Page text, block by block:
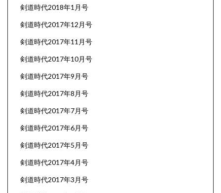
剣道時代2018年1月号
剣道時代2017年12月号
剣道時代2017年11月号
剣道時代2017年10月号
剣道時代2017年9月号
剣道時代2017年8月号
剣道時代2017年7月号
剣道時代2017年6月号
剣道時代2017年5月号
剣道時代2017年4月号
剣道時代2017年3月号